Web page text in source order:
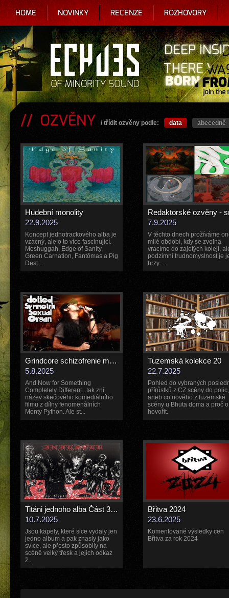
HOME NOVINKY RECENZE ROZHOVORY
OZVĚNY / třídit ozvěny podle: data abecedně
Hudební monolity
22.9.2025
Koncept jednotrackového alba je
vzácný, ale o to více fascinující.
Meshuggah, Edge of Sanity,
Green Carnation, Fantômas a Pig
Dest...
7.9.2025
V těchto dnech prožíváme
milé období, kdy se zvolna
vracíme do zajetých kolejí,
podzimní trudnomyslnost je
brzy. ...
Grindcore schizofrenie made in Japan: C.S.S.O.
5.8.2025
And Now for Something
Completely Different...tak zní
název skečového komediálního
filmu z dílny fenomenálních
Monty Python. Ale st...
Tuzemská kolekce 20
22.7.2025
Pohled do vybraných
přírůstků z CZ scény do polic,
aneb co nového z tuzemské
scény u Bhuta doma a proč
hovořit.
Titáni jednoho alba Část 3. - death
10.7.2025
Jsou kapely, které sice vydaly jen
jedno album a pak zhasly jako
svíce, ale přesto způsobily na
scéně velký třesk a jejich odkaz
ž...
Břitva 2024
23.6.2025
Komentované výsledky cen
Břitva za rok 2024